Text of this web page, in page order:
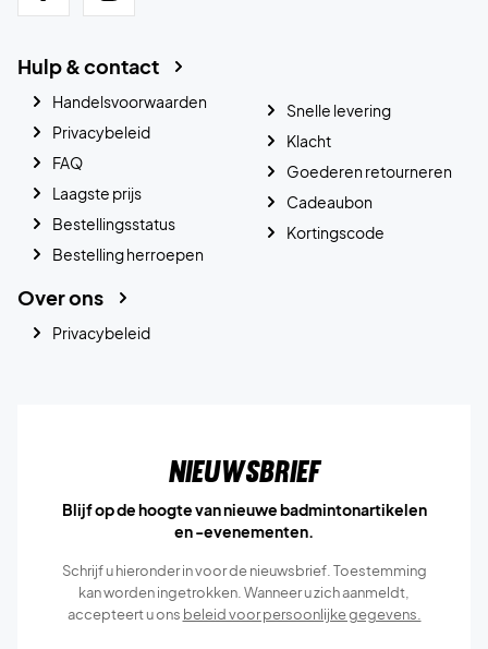
Hulp & contact
Handelsvoorwaarden
Privacybeleid
FAQ
Laagste prijs
Bestellingsstatus
Bestelling herroepen
Snelle levering
Klacht
Goederen retourneren
Cadeaubon
Kortingscode
Over ons
Privacybeleid
Nieuwsbrief
Blijf op de hoogte van nieuwe badmintonartikelen
en -evenementen.
Schrijf u hieronder in voor de nieuwsbrief. Toestemming
kan worden ingetrokken. Wanneer u zich aanmeldt,
accepteert u ons beleid voor persoonlijke gegevens.